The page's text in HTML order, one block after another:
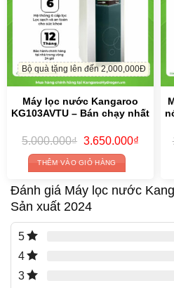
Bộ quà tặng lên đến 2,000,000Đ
Máy lọc nước Kangaroo
KG103AVTU – Bán chạy nhất
5.000.000₫ Original
was:
5.000.000₫.
3.650.000₫Current
THÊM VÀO GIỎ HÀNG
Đánh giá Máy lọc nước
Sản xuất 2024
5
4
3